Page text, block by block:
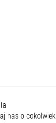
nas o cokolwiek